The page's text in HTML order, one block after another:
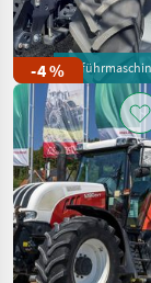
Valtra
167
John Deere
145
Deutz Fahr
127
Alle 20
anzeigen
MARKTPLATZ
Marktplatz
-4 %